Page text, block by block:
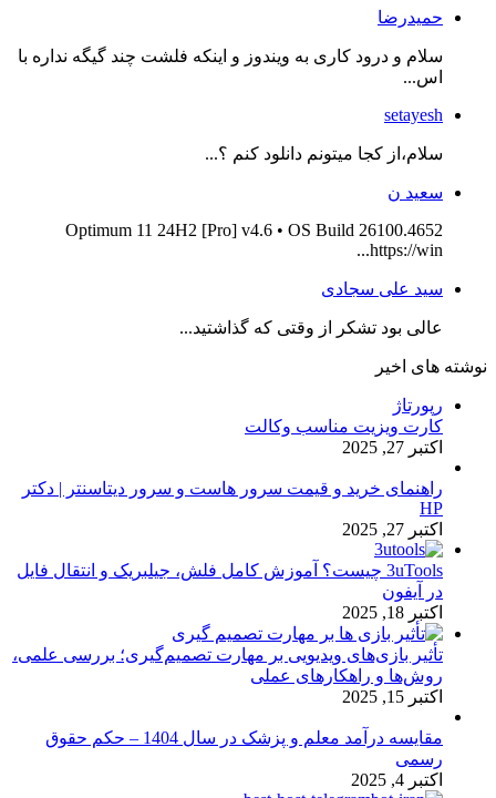
حمیدرضا
سلام و درود کاری به ویندوز و اینکه فلشت چند گیگه نداره با
اس...
setayesh
سلام،از کجا میتونم دانلود کنم ؟...
سعید ن
Optimum 11 24H2 [Pro] v4.6 • OS Build 26100.4652
https://win...
سید علی سجادی
عالی بود تشکر از وقتی که گذاشتید...
نوشته های اخیر
رپورتاژ
کارت ویزیت مناسب وکالت
اکتبر 27, 2025
راهنمای خرید و قیمت سرور هاست و سرور دیتاسنتر | دکتر
HP
اکتبر 27, 2025
3uTools چیست؟ آموزش کامل فلش، جیلبریک و انتقال فایل
در آیفون
اکتبر 18, 2025
تأثیر بازی‌های ویدیویی بر مهارت تصمیم‌گیری؛ بررسی علمی،
روش‌ها و راهکارهای عملی
اکتبر 15, 2025
مقایسه درآمد معلم و پزشک در سال 1404 – حکم حقوق
رسمی
اکتبر 4, 2025